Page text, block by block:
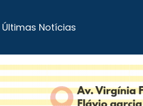
Últimas Notícias